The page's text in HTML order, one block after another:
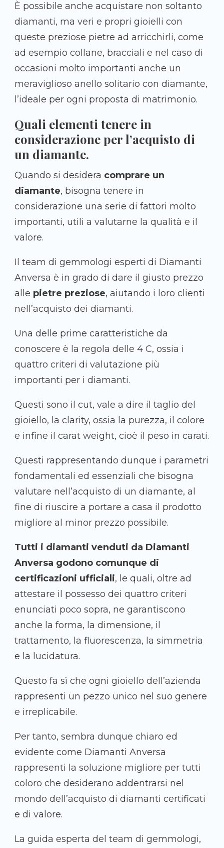
È possibile anche acquistare non soltanto
diamanti, ma veri e propri gioielli con
queste preziose pietre ad arricchirli, come
ad esempio collane, bracciali e nel caso di
occasioni molto importanti anche un
meraviglioso anello solitario con diamante,
l’ideale per ogni proposta di matrimonio.
Quali elementi tenere in
considerazione per l’acquisto di
un diamante.
Quando si desidera comprare un
diamante, bisogna tenere in
considerazione una serie di fattori molto
importanti, utili a valutarne la qualità e il
valore.
Il team di gemmologi esperti di Diamanti
Anversa è in grado di dare il giusto prezzo
alle pietre preziose, aiutando i loro clienti
nell’acquisto dei diamanti.
Una delle prime caratteristiche da
conoscere è la regola delle 4 C, ossia i
quattro criteri di valutazione più
importanti per i diamanti.
Questi sono il cut, vale a dire il taglio del
gioiello, la clarity, ossia la purezza, il colore
e infine il carat weight, cioè il peso in carati.
Questi rappresentando dunque i parametri
fondamentali ed essenziali che bisogna
valutare nell’acquisto di un diamante, al
fine di riuscire a portare a casa il prodotto
migliore al minor prezzo possibile.
Tutti i diamanti venduti da Diamanti
Anversa godono comunque di
certificazioni ufficiali, le quali, oltre ad
attestare il possesso dei quattro criteri
enunciati poco sopra, ne garantiscono
anche la forma, la dimensione, il
trattamento, la fluorescenza, la simmetria
e la lucidatura.
Questo fa sì che ogni gioiello dell’azienda
rappresenti un pezzo unico nel suo genere
e irreplicabile.
Per tanto, sembra dunque chiaro ed
evidente come Diamanti Anversa
rappresenti la soluzione migliore per tutti
coloro che desiderano addentrarsi nel
mondo dell’acquisto di diamanti certificati
e di valore.
La guida esperta del team di gemmologi,